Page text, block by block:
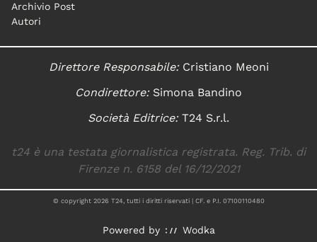
Archivio Post
Autori
Direttore Responsabile:Cristiano Meoni
Condirettore:Simona Bandino
Società Editrice:T24 S.r.l.
t24 è una testata giornalistica registrata. Reg. Trib. di
Firenze n. 6158 del 16/12/2021
© copyright 2026 T24, tutti i diritti riservati | CF. e P.I. 07100110480
Powered by Wodka